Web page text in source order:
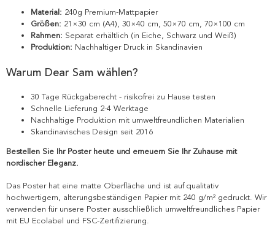
Material: 240g Premium-Mattpapier
Größen: 21×30 cm (A4), 30×40 cm, 50×70 cm, 70×100 cm
Rahmen: Separat erhältlich (in Eiche, Schwarz und Weiß)
Produktion: Nachhaltiger Druck in Skandinavien
Warum Dear Sam wählen?
30 Tage Rückgaberecht - risikofrei zu Hause testen
Schnelle Lieferung 2-4 Werktage
Nachhaltige Produktion mit umweltfreundlichen Materialien
Skandinavisches Design seit 2016
Bestellen Sie Ihr Poster heute und erneuern Sie Ihr Zuhause mit
nordischer Eleganz.
Das Poster hat eine matte Oberfläche und ist auf qualitativ
hochwertigem, alterungsbeständigen Papier mit 240 g/m² gedruckt. Wir
verwenden für unsere Poster ausschließlich umweltfreundliches Papier
mit EU Ecolabel und FSC-Zertifizierung.